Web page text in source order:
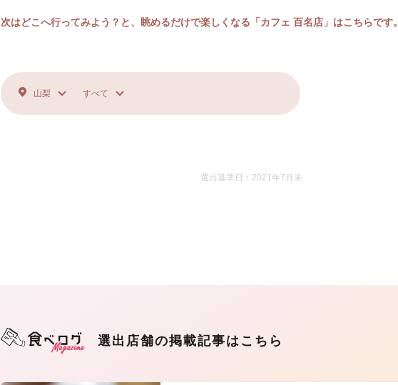
次はどこへ行ってみよう？と、眺めるだけで楽しくなる「カフェ 百名店」はこちらです。
山梨 すべて
選出基準日：2021年7月末
選出店舗の掲載記事はこちら